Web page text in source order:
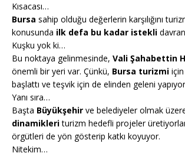
Kısacası…
Bursa sahip olduğu değerlerin karşılığını
konusunda ilk defa bu kadar istekli
Kuşku yok ki…
Bu noktaya gelinmesinde, Vali Şahabettin
önemli bir yeri var. Çünkü, Bursa turizmi
başlattı ve teşvik için de elinden geleni
Yanı sıra…
Başta Büyükşehir ve belediyeler olmak
dinamikleriturizm hedefli projeler
örgütleri de yön gösterip katkı koyuyor.
Nitekim…